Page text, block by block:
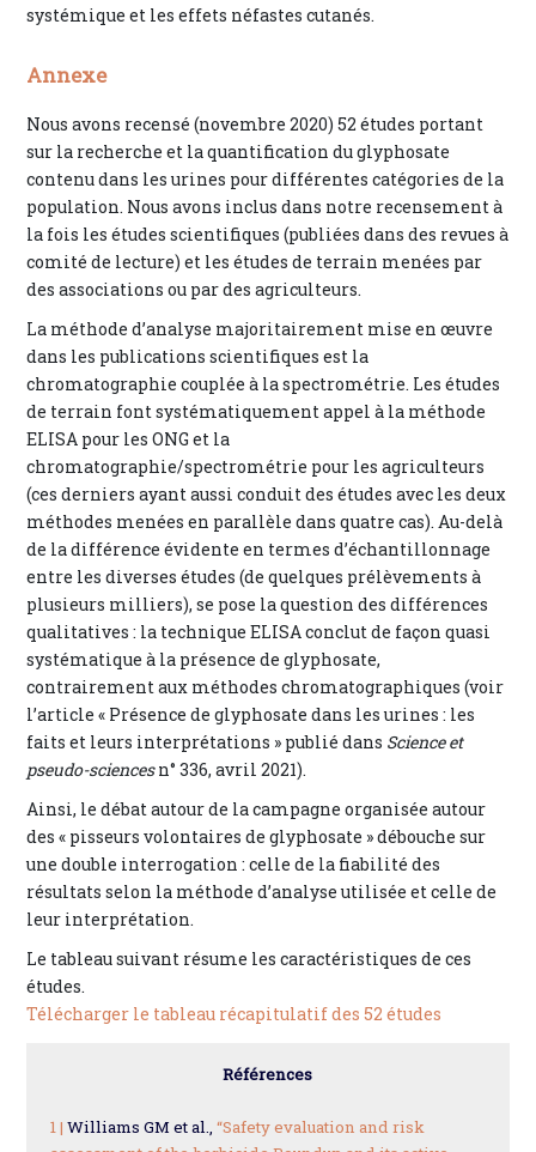
systémique et les effets néfastes cutanés.
Annexe
Nous avons recensé (novembre 2020) 52 études portant
sur la recherche et la quantification du glyphosate
contenu dans les urines pour différentes catégories de la
population. Nous avons inclus dans notre recensement à
la fois les études scientifiques (publiées dans des revues à
comité de lecture) et les études de terrain menées par
des associations ou par des agriculteurs.
La méthode d’analyse majoritairement mise en œuvre
dans les publications scientifiques est la
chromatographie couplée à la spectrométrie. Les études
de terrain font systématiquement appel à la méthode
ELISA pour les ONG et la
chromatographie/spectrométrie pour les agriculteurs
(ces derniers ayant aussi conduit des études avec les deux
méthodes menées en parallèle dans quatre cas). Au-delà
de la différence évidente en termes d’échantillonnage
entre les diverses études (de quelques prélèvements à
plusieurs milliers), se pose la question des différences
qualitatives : la technique ELISA conclut de façon quasi
systématique à la présence de glyphosate,
contrairement aux méthodes chromatographiques (voir
l’article « Présence de glyphosate dans les urines : les
faits et leurs interprétations » publié dans Science et
pseudo-sciencesn° 336, avril 2021).
Ainsi, le débat autour de la campagne organisée autour
des « pisseurs volontaires de glyphosate » débouche sur
une double interrogation : celle de la fiabilité des
résultats selon la méthode d’analyse utilisée et celle de
leur interprétation.
Le tableau suivant résume les caractéristiques de ces
études.
Télécharger le tableau récapitulatif des 52 études
Références
1 | Williams GM et al.,“Safety evaluation and risk